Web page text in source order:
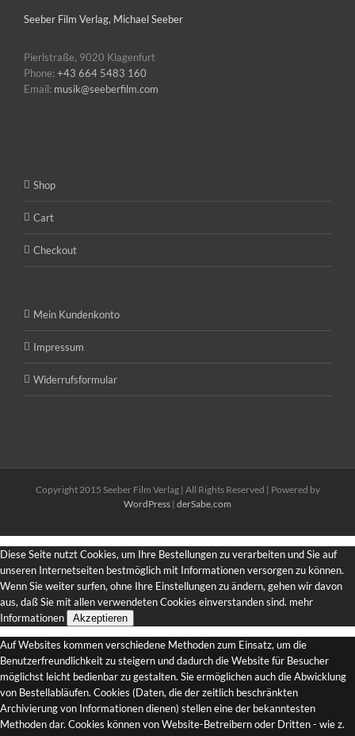
Seeber Film Verlag, Michael Seeber
Pierlstraße, 9020 Klagenfurt
Phone:+43 664 5483 160
Email: musik@seeberfilm.com
Shop
Cart
Checkout
Mein Kundenkonto
Impressum
Widerrufsformular
Copyright 2015 Seeber Film Verlag | All Rights Reserved | Powered by
WordPress | derSabe.com
Diese Seite nutzt Cookies, um Ihre Bestellungen zu verarbeiten und Sie auf
unseren Internetseiten bestmöglich mit Informationen versorgen zu können.
Wenn Sie weiter surfen, ohne Ihre Einstellungen zu ändern, gehen wir davon
aus, daß Sie mit allen verwendeten Cookies einverstanden sind. mehr
Informationen
Akzeptieren
Auf Websites kommen verschiedene Methoden zum Einsatz, um die
Benutzerfreundlichkeit zu steigern und dadurch die Website für Besucher
möglichst leicht bedienbar zu gestalten. Sie ermöglichen auch die Abwicklung
von Bestellabläufen. Cookies (Daten, die der zeitlich beschränkten
Archivierung von Informationen dienen) stellen eine der bekanntesten
Methoden dar. Cookies können von Website-Betreibern oder Dritten - wie z.